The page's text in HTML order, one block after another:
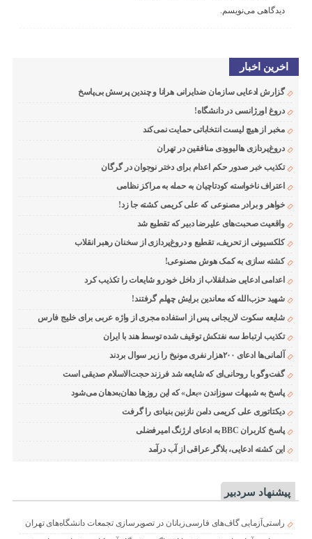
دیدگاهی می‌نویسم.
اخرین اخبار
گزارش ادعایی سازمان ضدایرانی هرانا و چندین پرسش بی‌پاسخ
دروغ اورژانسی در دانشگاه!
مخبر از هیچ لیست انتخاباتی حمایت نمی‌کند
دروغ‌پردازی هالیوودی منافقین در تهران
تکذیب خبر صدور حکم اعدام برای دختر نوجوان در گرگان
اعتراف ناخواسته کودتاچیان به حمله به مراکز نظامی
خواهر و برادر مصنوعی که علی کریمی کشته جا زد!
واقعیت صحبت‌های علیرضا دبیر که تقطیع شد
کلکسیونی از تحریف، تقطیع و دروغ‌پردازی از سخنان رهبر انقلاب
کشته سازی به کمک هوش مصنوعی!
اعدامی ادعایی ضدانقلاب از داخل خودرو شایعات را تکذیب کرد
شهید حزب‌الله که معاندین برایش چهلم گرفتند!
شایعه سکوت لاریجانی پس از استفاده مجری از واژه عربی برای خلیج فارس
تکذیب ارتباط سه نفتکش توقیف شده توسط هند با ایران
آلمانی‌ها ادعای ۲۰۰هزار نفری مونیخ را زیر سوال بردند
گفت‌وگو با روحانی‌ای که شایعه شد فرزند حجت‌الاسلام صدیقی است
پاسخ به شبهات سوزاندن «بعل» که این روزها دهان‌به‌دهان می‌شود
دیکتاتوری علی کریمی دامن نازنین بنیادی را گرفت
پاسخ کاربران BBC به ادعای ارژنگ امیرفضلی
این کشته ادعایی، بلاگر عراقی از آب درآمد
پیشنهاد سردبیر
راستی‌آزمایی گاف‌های فارسی‌زبانان در تصویرسازی تجمعات دانشگاه‌های تهران